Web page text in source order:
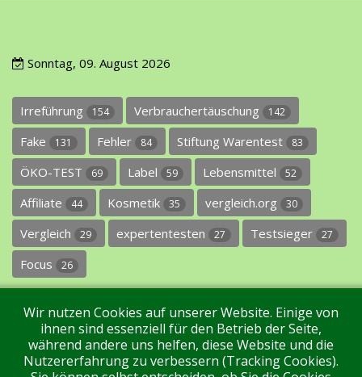
Sonntag, 09. August 2026
Irreführung 154 Verbrauchertäuschung 142
Fake 131 Fehler 84 Stiftung Warentest 83
ÖKO-TEST 69 Label 59 Lebensmittel 52
Affiliate 44 Kosmetik 35 vergleich.org 30
Vergleich 29 expertentesten 27 Testsieger 27
Focus 26
Wir nutzen Cookies auf unserer Website. Einige von
ihnen sind essenziell für den Betrieb der Seite,
während andere uns helfen, diese Website und die
Nutzererfahrung zu verbessern (Tracking Cookies).